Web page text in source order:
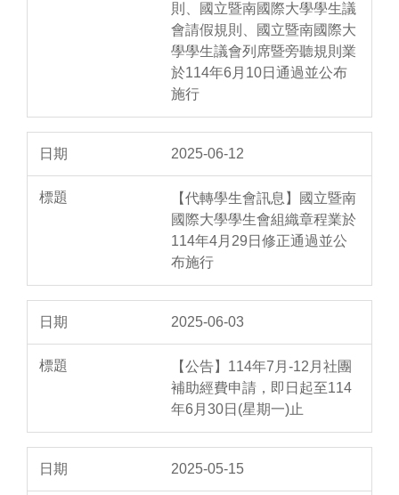
則、國立暨南國際大學學生議
會請假規則、國立暨南國際大
學學生議會列席暨旁聽規則業
於114年6月10日通過並公布
施行
2025-06-12
【代轉學生會訊息】國立暨南
國際大學學生會組織章程業於
114年4月29日修正通過並公
布施行
2025-06-03
【公告】114年7月-12月社團
補助經費申請，即日起至114
年6月30日(星期一)止
2025-05-15